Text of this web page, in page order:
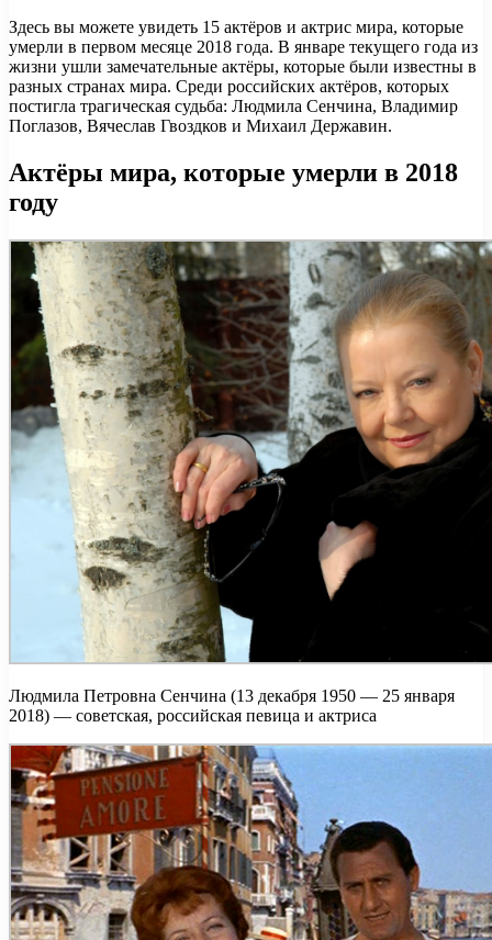
Здесь вы можете увидеть 15 актёров и актрис мира, которые
умерли в первом месяце 2018 года. В январе текущего года из
жизни ушли замечательные актёры, которые были известны в
разных странах мира. Среди российских актёров, которых
постигла трагическая судьба: Людмила Сенчина, Владимир
Поглазов, Вячеслав Гвоздков и Михаил Державин.
Актёры мира, которые умерли в 2018
году
Людмила Петровна Сенчина (13 декабря 1950 — 25 января
2018) — советская, российская певица и актриса